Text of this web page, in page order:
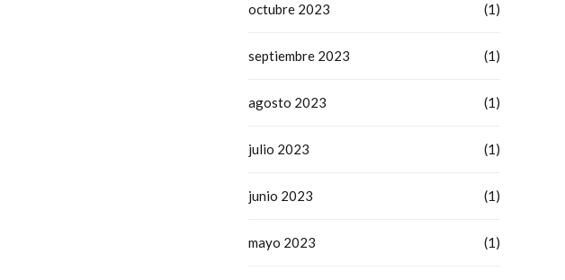
octubre 2023 (1)
septiembre 2023 (1)
agosto 2023 (1)
julio 2023 (1)
junio 2023 (1)
mayo 2023 (1)